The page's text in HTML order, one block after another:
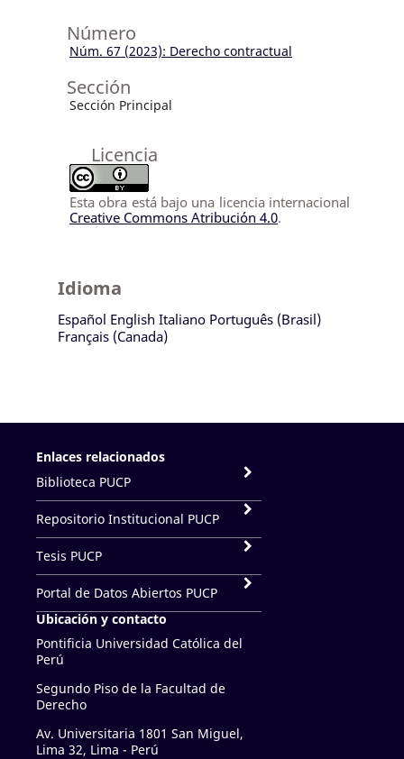
Número
Núm. 67 (2023): Derecho contractual
Sección
Sección Principal
Licencia
Esta obra está bajo una licencia internacional
Creative Commons Atribución 4.0.
Idioma
Español English Italiano Português (Brasil)
Français (Canada)
Enlaces relacionados
Biblioteca PUCP
Repositorio Institucional PUCP
Tesis PUCP
Portal de Datos Abiertos PUCP
Ubicación y contacto
Pontificia Universidad Católica del
Perú
Segundo Piso de la Facultad de
Derecho
Av. Universitaria 1801 San Miguel,
Lima 32, Lima - Perú